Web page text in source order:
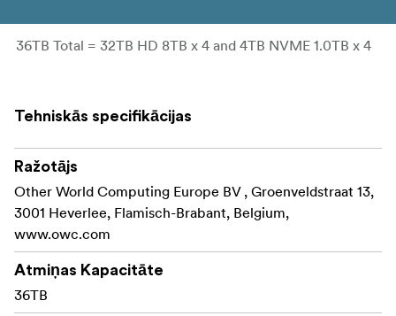
36TB Total = 32TB HD 8TB x 4 and 4TB NVME 1.0TB x 4
Tehniskās specifikācijas
Ražotājs
Other World Computing Europe BV , Groenveldstraat 13,
3001 Heverlee, Flamisch-Brabant, Belgium,
www.owc.com
Atmiņas Kapacitāte
36TB